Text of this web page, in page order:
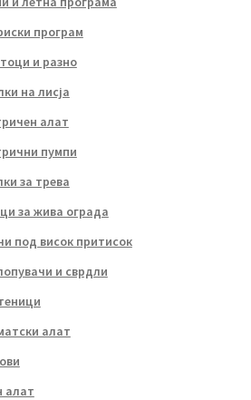
програм
и разно
на лисја
алат
пумпи
за трева
за жива ограда
под висок притисок
и сврдли
алат
алат